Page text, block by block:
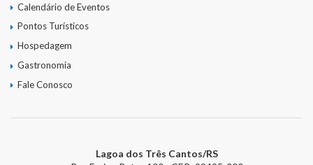
Calendário de Eventos
Pontos Turísticos
Hospedagem
Gastronomia
Fale Conosco
Lagoa dos Três Cantos/RS